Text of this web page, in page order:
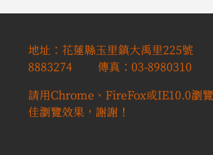
地址：花蓮縣玉里鎮大禹里225號
8883274 傳真：03-8980310
請用Chrome、FireFox或IE10.0瀏
佳瀏覽效果，謝謝！